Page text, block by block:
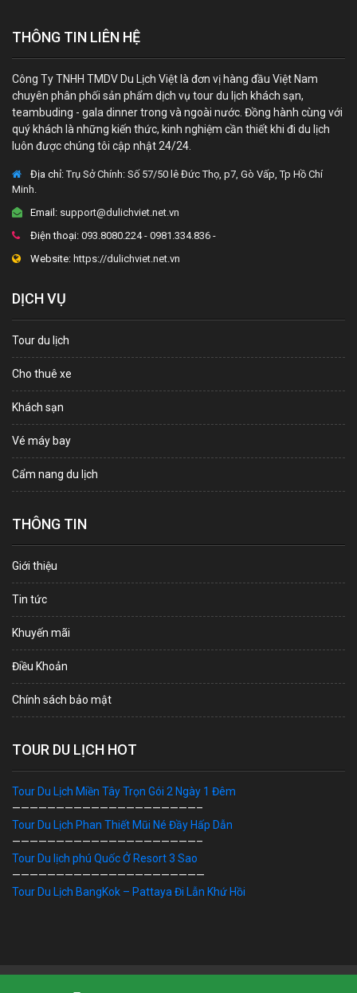
THÔNG TIN LIÊN HỆ
Công Ty TNHH TMDV Du Lịch Việt là đơn vị hàng đầu Việt Nam
chuyên phân phối sản phẩm dịch vụ tour du lịch khách sạn,
teambuding - gala dinner trong và ngoài nước. Đồng hành cùng với
quý khách là những kiến thức, kinh nghiệm cần thiết khi đi du lịch
luôn được chúng tôi cập nhật 24/24.
Địa chỉ:Trụ Sở Chính: Số 57/50 lê Đức Thọ, p7, Gò Vấp, Tp Hồ Chí
Minh.
Email: support@dulichviet.net.vn
Điện thoại: 093.8080.224 - 0981.334.836 -
Website: https://dulichviet.net.vn
DỊCH VỤ
Tour du lịch
Cho thuê xe
Khách sạn
Vé máy bay
Cẩm nang du lịch
THÔNG TIN
Giới thiệu
Tin tức
Khuyến mãi
Điều Khoản
Chính sách bảo mật
TOUR DU LỊCH HOT
Tour Du Lịch Miền Tây Trọn Gói 2 Ngày 1 Đêm
—————————————————————–
Tour Du Lịch Phan Thiết Mũi Né Đầy Hấp Dẫn
—————————————————————–
Tour Du lịch phú Quốc Ở Resort 3 Sao
——————————————————————
Tour Du Lịch BangKok – Pattaya Đi Lẫn Khứ Hồi